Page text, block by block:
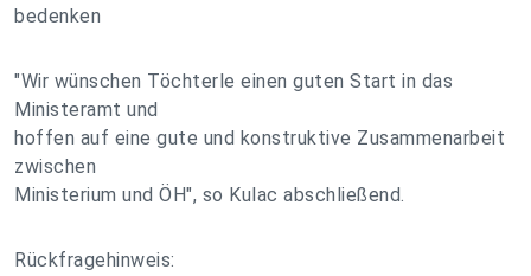
bedenken
"Wir wünschen Töchterle einen guten Start in das
Ministeramt und
hoffen auf eine gute und konstruktive Zusammenarbeit
zwischen
Ministerium und ÖH", so Kulac abschließend.
Rückfragehinweis: